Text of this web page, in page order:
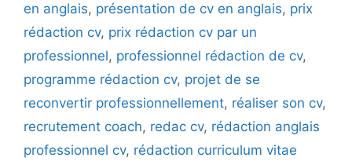
en anglais, présentation de cv en anglais, prix
rédaction cv, prix rédaction cv par un
professionnel, professionnel rédaction de cv,
programme rédaction cv, projet de se
reconvertir professionnellement, réaliser son cv,
recrutement coach, redac cv, rédaction anglais
professionnel cv, rédaction curriculum vitae